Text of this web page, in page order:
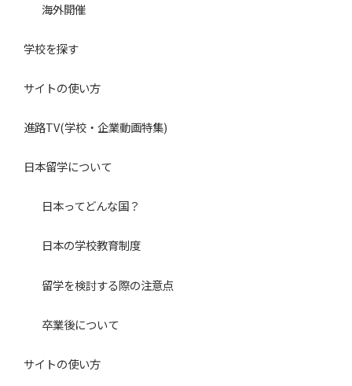
ず、利用目的を超えて個人情報を利用することはありませ
個人情報の利用停止については、本人の申し出に基づき適
切に対処いたします。
向け各種サービスの提供
く、資料請求先教育機関への個人情報開示
（３）利用者からの請求に基づく、暮らし情報（学生寮、
（４）利用者からの請求に基づく、当社発行進路・進学資
（５）進路に関する悩み相談の受付及び回答
（６）メールマガジン、サービス、各種お知らせ等の情報
（７）記事作成等におけるモニターや取材対象者の応募受
海外開催
学校を探す
サイトの使い方
進路TV(学校・企業動画特集)
日本留学について
日本ってどんな国？
日本の学校教育制度
留学を検討する際の注意点
卒業後について
サイトの使い方